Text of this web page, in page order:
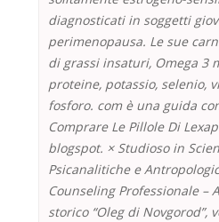
diagnosticati in soggetti
perimenopausa. Le sue
di grassi insaturi, Omega 3
proteine, potassio, selenio,
fosforo. com è una guida
Comprare Le Pillole Di
blogspot. × Studioso in
Psicanalitiche e
Counseling Professionale –
storico “Oleg di Novgorod”,